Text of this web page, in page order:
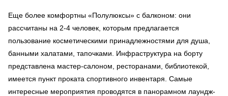
Еще более комфортны «Полулюксы» с балконом: они
рассчитаны на 2-4 человек, которым предлагается
пользование косметическими принадлежностями для душа,
банными халатами, тапочками. Инфраструктура на борту
представлена мастер-салоном, ресторанами, библиотекой,
имеется пункт проката спортивного инвентаря. Самые
интересные мероприятия проводятся в панорамном лаундж-